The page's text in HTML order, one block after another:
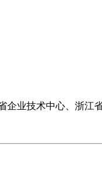
企业技术中心、浙江